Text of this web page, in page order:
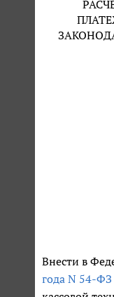
Внести в
года N 54-ФЗ